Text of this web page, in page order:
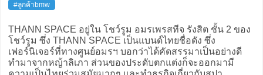
#ลูกค้าbmw
THANN SPACE อยู่ใน โชว์รูม อมรเพรสทีจ รังสิต ชั้น 2 ของ
โชว์รูม ซึ่ง THANN SPACE เป็นแบนด์ไทยชื่อดัง ซึ่ง
เฟอร์นิเจอร์ที่ทางศูนย์อมรฯ บอกว่าได้คัดสรรมาเป็นอย่างดี
ทำมาจากหญ้าลิเภา ส่วนของประดับตกแต่งก็จะออกมามี